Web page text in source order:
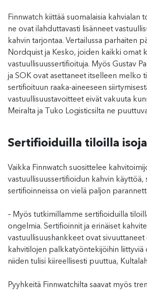
Finnwatch kiittää suomalaisia kahvialan
ne ovat ilahduttavasti lisänneet
kahvin tarjontaa. Vertailussa parhaiten
Nordquist ja Kesko, joiden kaikki omat
vastuullisuussertifioituja. Myös Gustav
ja SOK ovat asettaneet itselleen melko
sertifioituun raaka-aineeseen
vastuullisuustavoitteet eivät vakuuta
Meiralta ja Tuko Logisticsilta ne
Sertifioiduilla tiloilla
Vaikka Finnwatch suosittelee
vastuullisuussertifioidun kahvin käyttöä,
sertifioinneissa on vielä paljon
– Myös tutkimillamme sertifioiduilla
ongelmia. Sertifioinnit ja erinäiset
vastuullisuushankkeet ovat sivuuttaneet
kahvitilojen palkkatyöntekijöihin liittyviä
niiden tulisi kiireellisesti puuttua,
Pyyhkeitä Finnwatchilta saavat myös